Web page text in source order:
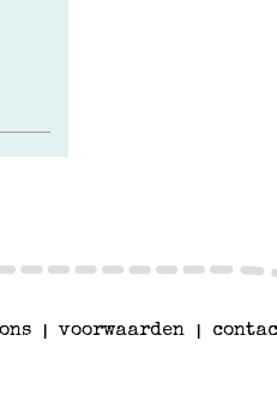
voorwaarden